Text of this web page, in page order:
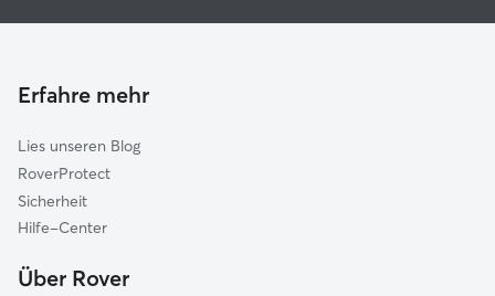
Rinteln
Eilsen
Aerzen
Hessisch Oldendorf
Porta Westfalica
Bad Salzuflen
Gassi-Service in Kalletal
Erfahre mehr
Lies unseren Blog
RoverProtect
Sicherheit
Hilfe-Center
Über Rover